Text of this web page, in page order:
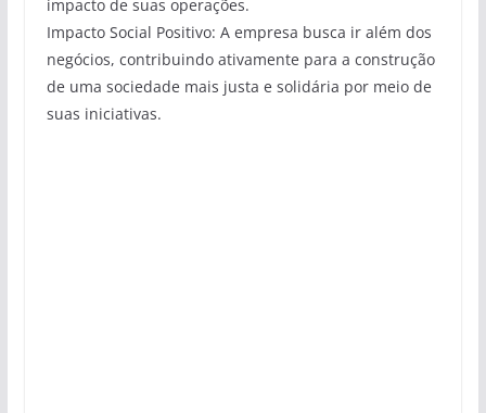
impacto de suas operações.
Impacto Social Positivo: A empresa busca ir além dos
negócios, contribuindo ativamente para a construção
de uma sociedade mais justa e solidária por meio de
suas iniciativas.